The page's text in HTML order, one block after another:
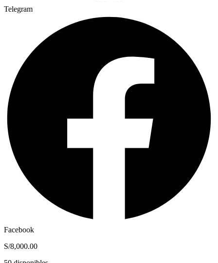
Telegram
Facebook
S/8,000.00